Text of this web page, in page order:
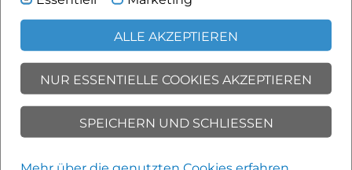
Anreise
Impressum
Datenschutz
ALLE AKZEPTIEREN
NUR ESSENTIELLE COOKIES AKZEPTIEREN
SPEICHERN UND SCHLIESSEN